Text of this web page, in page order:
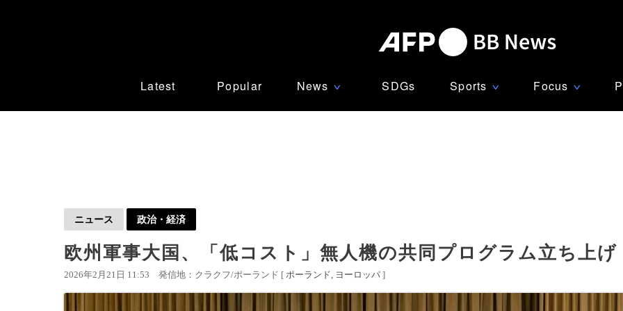
Latest Popular News ∨ SDGs Sports ∨ Focus ∨
ニュース 政治・経済
欧州軍事大国、「低コスト」無人機の共同プログラム立ち上げ
2026年2月21日 11:53 発信地：クラクフ/ポーランド [ ポーランド ヨーロッパ ]